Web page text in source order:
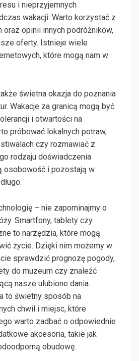
i nieprzyjemnych
wakacji. Warto korzystać z
oraz opinii innych podróżników,
oferty. Istnieje wiele
które mogą nam w
świetna okazja do poznania
Wakacje za granicą mogą być
i otwartości na
próbować lokalnych potraw,
czy rozmawiać z
rodzaju doświadczenia
osobowość i pozostają w
– nie zapominajmy o
Smartfony, tablety czy
to narzędzia, które mogą
życie. Dzięki nim możemy w
sprawdzić prognozę pogody,
do muzeum czy znaleźć
nasze ulubione dania.
to świetny sposób na
chwil i miejsc, które
warto zadbać o odpowiednie
akcesoria, takie jak
obudowę.